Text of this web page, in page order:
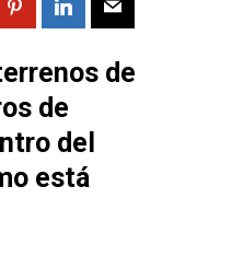
de
de
del
está